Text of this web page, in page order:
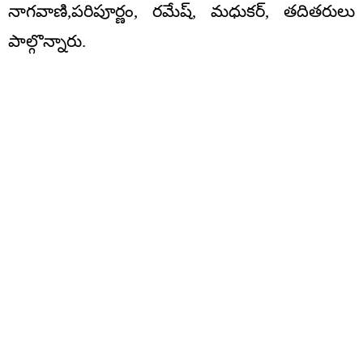
నాగవాణి,పరిపూర్ణం, రమేష్, మధుకర్, తదితరులు
పాల్గొన్నారు.